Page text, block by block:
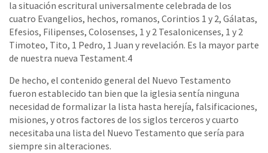
la situación escritural universalmente celebrada de los
cuatro Evangelios, hechos, romanos, Corintios 1 y 2, Gálatas,
Efesios, Filipenses, Colosenses, 1 y 2 Tesalonicenses, 1 y 2
Timoteo, Tito, 1 Pedro, 1 Juan y revelación. Es la mayor parte
de nuestra nueva Testament.4
De hecho, el contenido general del Nuevo Testamento
fueron establecido tan bien que la iglesia sentía ninguna
necesidad de formalizar la lista hasta herejía, falsificaciones,
misiones, y otros factores de los siglos terceros y cuarto
necesitaba una lista del Nuevo Testamento que sería para
siempre sin alteraciones.